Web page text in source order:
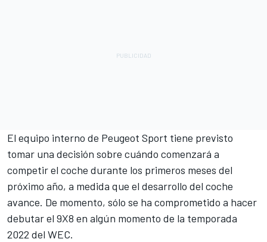
El equipo interno de Peugeot Sport tiene previsto
tomar una decisión sobre cuándo comenzará a
competir el coche durante los primeros meses del
próximo año, a medida que el desarrollo del coche
avance. De momento, sólo se ha comprometido a hacer
debutar el 9X8 en algún momento de la temporada
2022 del WEC.